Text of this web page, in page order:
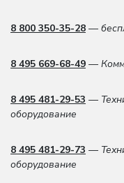
8 800 350-35-28 —
8 495 669-68-49 —
8 495 481-29-53 —
оборудование
8 495 481-29-73 —
оборудование